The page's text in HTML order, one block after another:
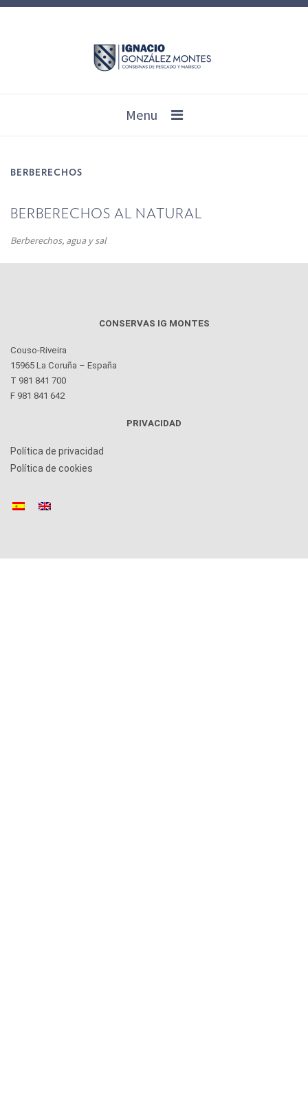
Menu
BERBERECHOS
BERBERECHOS AL NATURAL
Berberechos, agua y sal
CONSERVAS IG MONTES
Couso-Riveira
15965 La Coruña – España
T 981 841 700
F 981 841 642
PRIVACIDAD
Política de privacidad
Política de cookies